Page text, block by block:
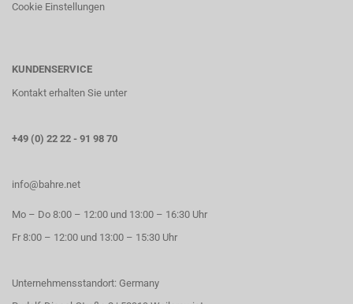
Cookie Einstellungen
KUNDENSERVICE
Kontakt erhalten Sie unter
+49 (0) 22 22 - 91 98 70
info@bahre.net
Mo – Do 8:00 – 12:00 und 13:00 – 16:30 Uhr
Fr 8:00 – 12:00 und 13:00 – 15:30 Uhr
Unternehmensstandort: Germany